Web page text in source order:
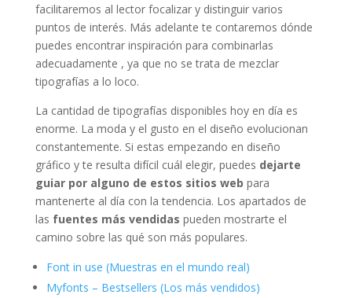
facilitaremos al lector focalizar y distinguir varios
puntos de interés. Más adelante te contaremos dónde
puedes encontrar inspiración para combinarlas
adecuadamente , ya que no se trata de mezclar
tipografías a lo loco.
La cantidad de tipografías disponibles hoy en día es
enorme. La moda y el gusto en el diseño evolucionan
constantemente. Si estas empezando en diseño
gráfico y te resulta difícil cuál elegir, puedes dejarte
guiar por alguno de estos sitios web para
mantenerte al día con la tendencia. Los apartados de
las fuentes más vendidas pueden mostrarte el
camino sobre las qué son más populares.
Font in use (Muestras en el mundo real)
Myfonts – Bestsellers (Los más vendidos)